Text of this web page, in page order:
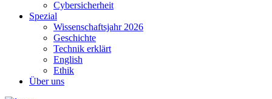
Cybersicherheit
Spezial
Wissenschaftsjahr 2026
Geschichte
Technik erklärt
English
Ethik
Über uns